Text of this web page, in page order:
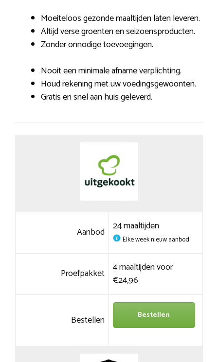
Moeiteloos gezonde maaltijden laten leveren.
Altijd verse groenten en seizoensproducten.
Zonder onnodige toevoegingen.
Nooit een minimale afname verplichting.
Houd rekening met uw voedingsgewoonten.
Gratis en snel aan huis geleverd.
Aanbod 24 maaltijden
Elke week nieuw aanbod
Proefpakket 4 maaltijden voor
€24,96
Bestellen Bestellen